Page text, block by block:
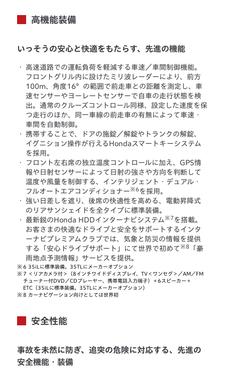
高機能装備
いっそうの安心と快適をもたらす、先進の機能
・
高速道路での運転負荷を軽減する車速／車間制御機能。
フロントグリル内に設けたミリ波レーダーにより、前方
100m、角度16°の範囲で前走車との距離を測定し、車
速センサーやヨーレートセンサーで自車の走行状態を検
出。通常のクルーズコントロール同様、設定した速度を保
つ走行のほか、同一車線の前走車の有無によって車速・
車間を自動制御。
・
携帯することで、ドアの施錠／解錠やトランクの解錠、
イグニション操作が行えるHondaスマートキーシステム
を採用。
・
フロント左右席の独立温度コントロールに加え、GPS情
報や日射センサーによって日射の強さや方向を判断して
温度や風量を制御する、インテリジェント・デュアル・
フルオートエアコンディショナー ※6 を採用。
・
強い日差しを遮り、後席の快適性を高める、電動昇降式
のリアサンシェイドを全タイプに標準装備。
・
最新鋭のHonda HDDインターナビシステム ※7 を搭載。
お客さまの快適なドライブと安全をサポートするインタ
ーナビプレミアムクラブでは、気象と防災の情報を提供
する「安心ドライブサポート」にて世界で初めて ※8
「豪
雨地点予測情報」サービスを提供。
※ 6 35iLに標準装備。35TLにメーカーオプション
※ 7 ＜リアカメラ付＞（8インチワイドディスプレイ、TV＜ワンセグ＞／AM／FM
チューナー付DVD／CDプレーヤー、携帯電話入力端子）＋6スピーカー＋
ETC（35iLに標準装備。35TLにメーカーオプション）
※ 8 カーナビゲーション向けとしては世界初
安全性能
事故を未然に防ぎ、追突の危険に対応する、先進の
安全機能・装備